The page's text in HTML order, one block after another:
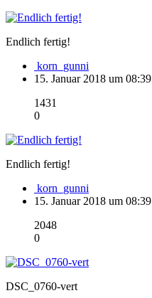
Endlich fertig!
korn_gunni
15. Januar 2018 um 08:39
1431
0
Endlich fertig!
korn_gunni
15. Januar 2018 um 08:39
2048
0
DSC_0760-vert